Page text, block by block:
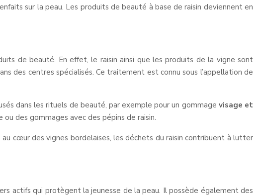
sur la peau. Les produits de beauté à base de raisin deviennent en
de beauté. En effet, le raisin ainsi que les produits de la vigne sont
des centres spécialisés. Ce traitement est connu sous l’appellation de
dans les rituels de beauté, par exemple pour un gommage visage et
des gommages avec des pépins de raisin.
cœur des vignes bordelaises, les déchets du raisin contribuent à lutter
actifs qui protègent la jeunesse de la peau. Il possède également des